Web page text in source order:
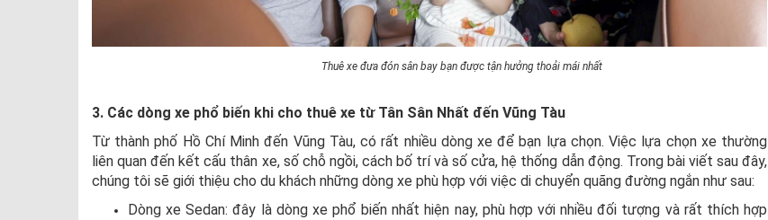
Thuê xe đưa đón sân bay bạn được tận hưởng thoải mái nhất
3. Các dòng xe phổ biến khi cho thuê xe từ Tân Sân Nhất đến Vũng Tàu
Từ thành phố Hồ Chí Minh đến Vũng Tàu, có rất nhiều dòng xe để bạn lựa chọn. Việc lựa chọn xe thường
liên quan đến kết cấu thân xe, số chỗ ngồi, cách bố trí và số cửa, hệ thống dẫn động. Trong bài viết sau đây,
chúng tôi sẽ giới thiệu cho du khách những dòng xe phù hợp với việc di chuyển quãng đường ngắn như sau:
Dòng xe Sedan: đây là dòng xe phổ biến nhất hiện nay, phù hợp với nhiều đối tượng và rất thích hợp